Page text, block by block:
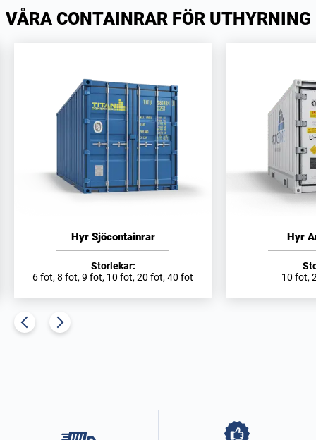
VÅRA CONTAINRAR FÖR UTHYRNING
Hyr Sjöcontainrar
Storlekar:
6 fot, 8 fot, 9 fot, 10 fot, 20 fot, 40 fot
Hyr
10 fot,